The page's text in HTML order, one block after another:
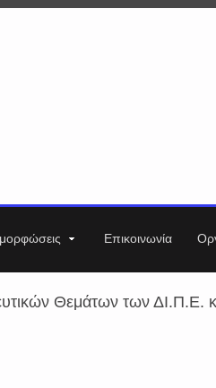
Επικοινωνία
Θεμάτων των ΔΙ.Π.Ε.